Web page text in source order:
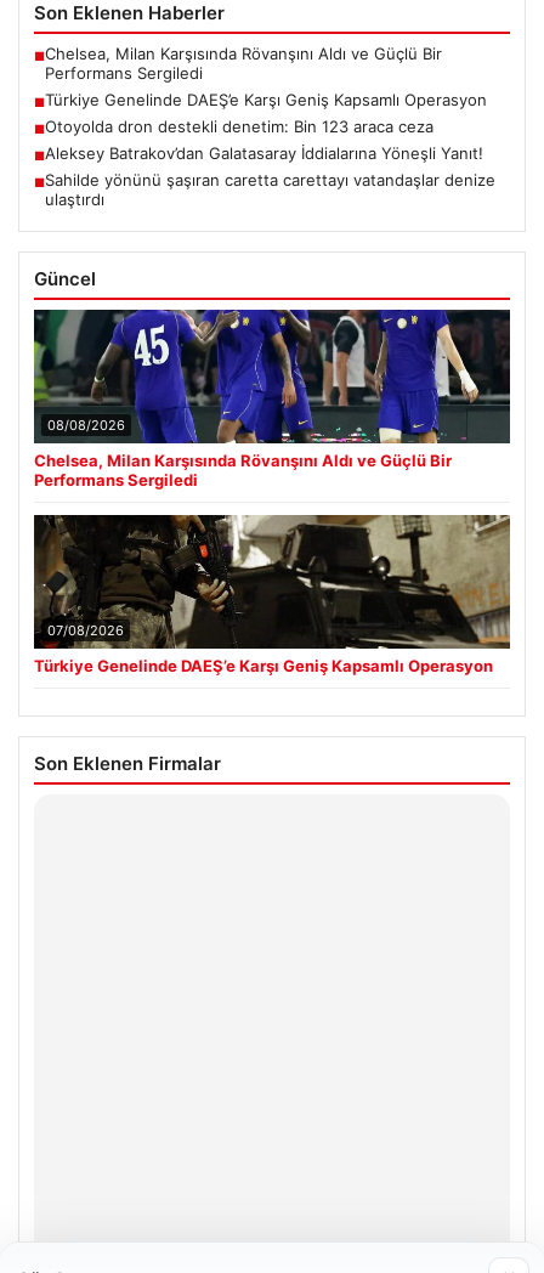
Son Eklenen Haberler
■Chelsea, Milan Karşısında Rövanşını Aldı ve Güçlü Bir
Performans Sergiledi
■Türkiye Genelinde DAEŞ’e Karşı Geniş Kapsamlı Operasyon
■Otoyolda dron destekli denetim: Bin 123 araca ceza
■Aleksey Batrakov’dan Galatasaray İddialarına Yöneşli Yanıt!
■Sahilde yönünü şaşıran caretta carettayı vatandaşlar denize
ulaştırdı
Güncel
08/08/2026
Chelsea, Milan Karşısında Rövanşını Aldı ve Güçlü Bir
Performans Sergiledi
07/08/2026
Türkiye Genelinde DAEŞ’e Karşı Geniş Kapsamlı Operasyon
Son Eklenen Firmalar